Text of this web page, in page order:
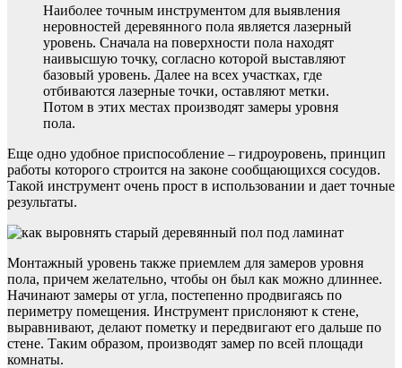
Наиболее точным инструментом для выявления
неровностей деревянного пола является лазерный
уровень. Сначала на поверхности пола находят
наивысшую точку, согласно которой выставляют
базовый уровень. Далее на всех участках, где
отбиваются лазерные точки, оставляют метки.
Потом в этих местах производят замеры уровня
пола.
Еще одно удобное приспособление – гидроуровень, принцип
работы которого строится на законе сообщающихся сосудов.
Такой инструмент очень прост в использовании и дает точные
результаты.
Монтажный уровень также приемлем для замеров уровня
пола, причем желательно, чтобы он был как можно длиннее.
Начинают замеры от угла, постепенно продвигаясь по
периметру помещения. Инструмент прислоняют к стене,
выравнивают, делают пометку и передвигают его дальше по
стене. Таким образом, производят замер по всей площади
комнаты.